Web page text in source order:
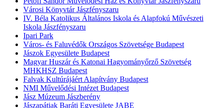
Városi Könyvtár Jászfényszaru
IV. Béla Katolikus Általános Iskola és Alapfokú Művészeti
Iskola Jászfényszaru
Ipari Park
Város- és Faluvédők Országos Szövetsége Budapest
Jászok Egyesülete Budapest
Magyar Huszár és Katonai Hagyományőrző Szövetség
MHKHSZ Budapest
Falvak Kultúrájáért Alapítvány Budapest
NMI Művelődési Intézet Budapest
Jász Múzeum Jászberény
Jászapátiak Baráti Egyesülete JABE